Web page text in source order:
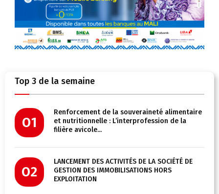
Top 3 de la semaine
01
Renforcement de la souveraineté alimentaire
et nutritionnelle : L’interprofession de la
filière avicole...
02
LANCEMENT DES ACTIVITÉS DE LA SOCIÉTÉ DE
GESTION DES IMMOBILISATIONS HORS
EXPLOITATION